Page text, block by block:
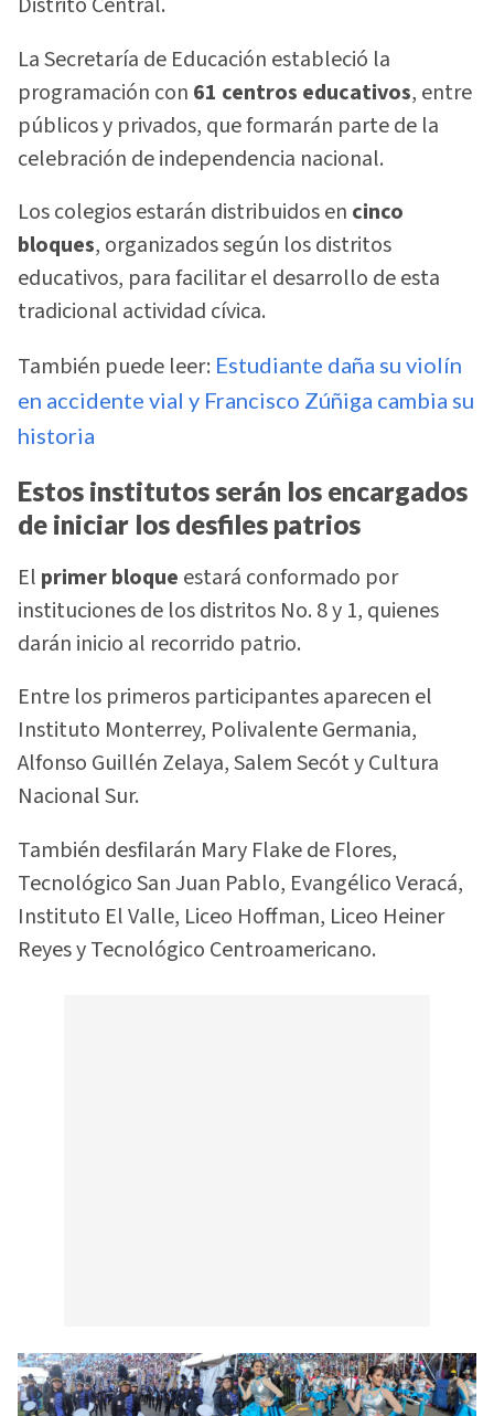
La Secretaría de Educación estableció la
programación con 61 centros educativos, entre
públicos y privados, que formarán parte de la
celebración de independencia nacional.
Los colegios estarán distribuidos en cinco
bloques, organizados según los distritos
educativos, para facilitar el desarrollo de esta
tradicional actividad cívica.
También puede leer: Estudiante daña su violín
en accidente vial y Francisco Zúñiga cambia su
historia
Estos institutos serán los encargados
de iniciar los desfiles patrios
El primer bloque estará conformado por
instituciones de los distritos No. 8 y 1, quienes
darán inicio al recorrido patrio.
Entre los primeros participantes aparecen el
Instituto Monterrey, Polivalente Germania,
Alfonso Guillén Zelaya, Salem Secót y Cultura
Nacional Sur.
También desfilarán Mary Flake de Flores,
Tecnológico San Juan Pablo, Evangélico Veracá,
Instituto El Valle, Liceo Hoffman, Liceo Heiner
Reyes y Tecnológico Centroamericano.